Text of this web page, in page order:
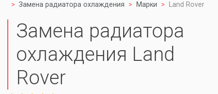
Замена радиатора охлаждения
Марки Land Rover
Замена радиатора
охлаждения Land
Rover